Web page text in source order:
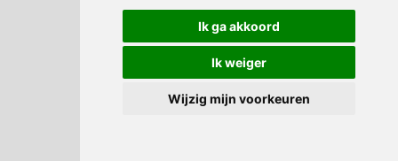
Ik ga akkoord
Ik weiger
Wijzig mijn voorkeuren